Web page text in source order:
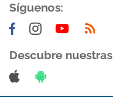
Síguenos:
Descubre